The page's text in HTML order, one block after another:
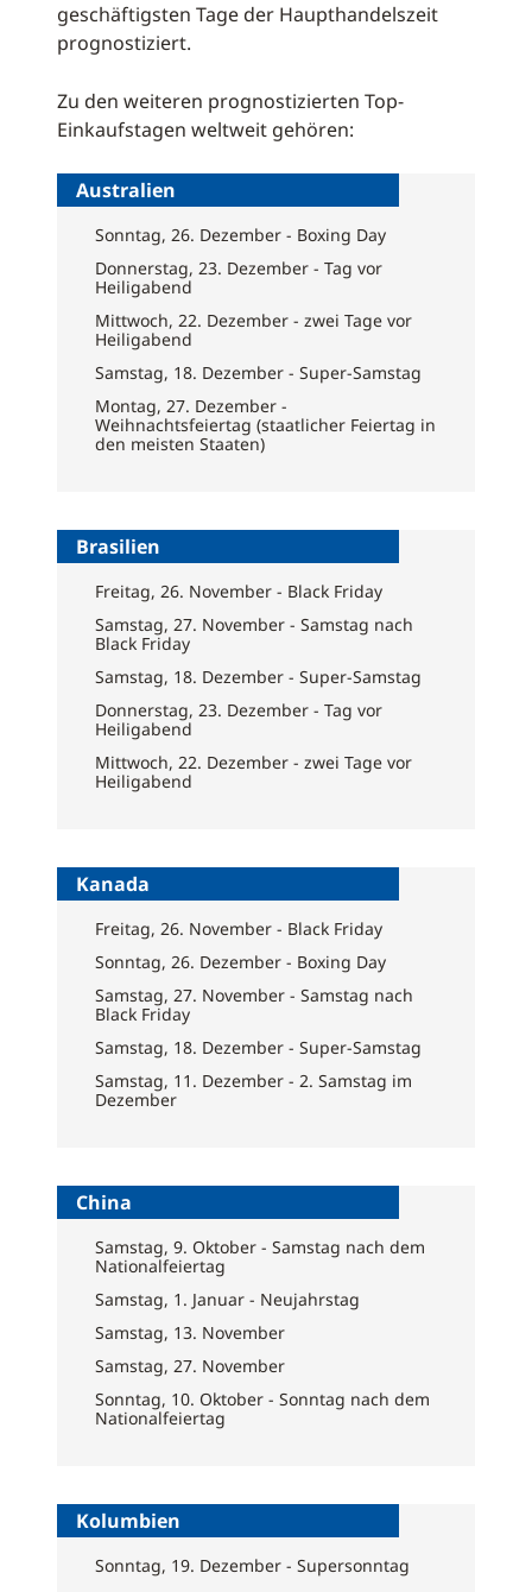
geschäftigsten Tage der Haupthandelszeit
prognostiziert.
Zu den weiteren prognostizierten Top-
Einkaufstagen weltweit gehören:
Australien
Sonntag, 26. Dezember - Boxing Day
Donnerstag, 23. Dezember - Tag vor
Heiligabend
Mittwoch, 22. Dezember - zwei Tage vor
Heiligabend
Samstag, 18. Dezember - Super-Samstag
Montag, 27. Dezember -
Weihnachtsfeiertag (staatlicher Feiertag in
den meisten Staaten)
Brasilien
Freitag, 26. November - Black Friday
Samstag, 27. November - Samstag nach
Black Friday
Samstag, 18. Dezember - Super-Samstag
Donnerstag, 23. Dezember - Tag vor
Heiligabend
Mittwoch, 22. Dezember - zwei Tage vor
Heiligabend
Kanada
Freitag, 26. November - Black Friday
Sonntag, 26. Dezember - Boxing Day
Samstag, 27. November - Samstag nach
Black Friday
Samstag, 18. Dezember - Super-Samstag
Samstag, 11. Dezember - 2. Samstag im
Dezember
China
Samstag, 9. Oktober - Samstag nach dem
Nationalfeiertag
Samstag, 1. Januar - Neujahrstag
Samstag, 13. November
Samstag, 27. November
Sonntag, 10. Oktober - Sonntag nach dem
Nationalfeiertag
Kolumbien
Sonntag, 19. Dezember - Supersonntag